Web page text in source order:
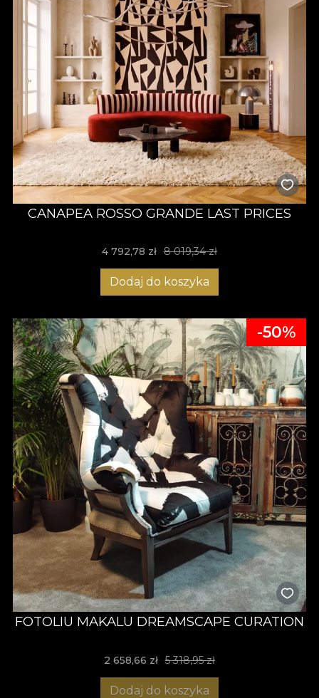
CANAPEA ROSSO GRANDE LAST PRICES
4 792,78 zł 8 019,34 zł
Dodaj do koszyka
-50%
FOTOLIU MAKALU DREAMSCAPE CURATION
2 658,66 zł 5 318,95 zł
Dodaj do koszyka